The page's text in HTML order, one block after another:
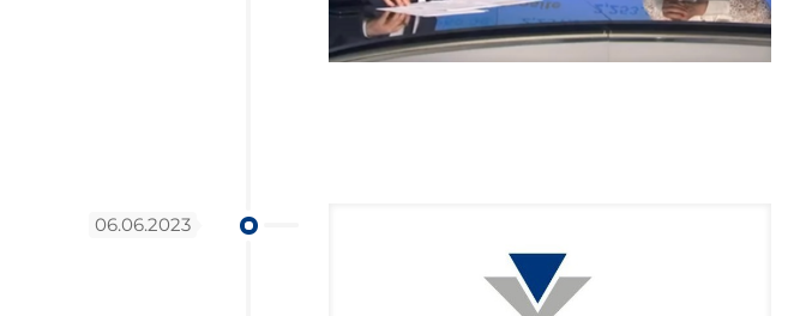
06.06.2023